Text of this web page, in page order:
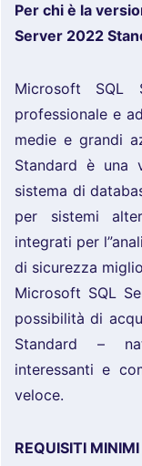
Per chi è la
Server 2022
Microsoft
professionale e
medie e grandi
Standard è una
sistema di
per sistemi
integrati per
di sicurezza
Microsoft SQL
possibilità di
Standard –
interessanti e
veloce.
REQUISITI